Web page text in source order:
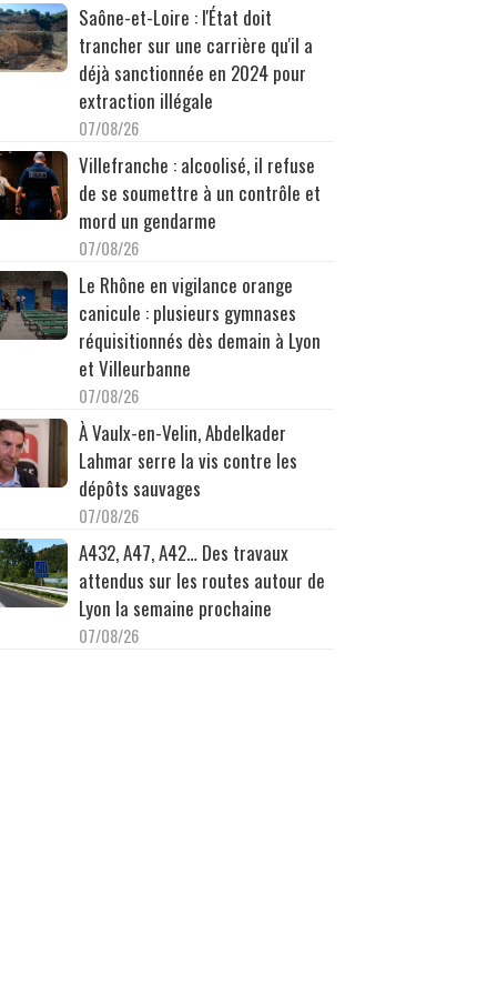
Saône-et-Loire : l'État doit
trancher sur une carrière qu'il a
déjà sanctionnée en 2024 pour
extraction illégale
07/08/26
Villefranche : alcoolisé, il refuse
de se soumettre à un contrôle et
mord un gendarme
07/08/26
Le Rhône en vigilance orange
canicule : plusieurs gymnases
réquisitionnés dès demain à Lyon
et Villeurbanne
07/08/26
À Vaulx-en-Velin, Abdelkader
Lahmar serre la vis contre les
dépôts sauvages
07/08/26
A432, A47, A42… Des travaux
attendus sur les routes autour de
Lyon la semaine prochaine
07/08/26